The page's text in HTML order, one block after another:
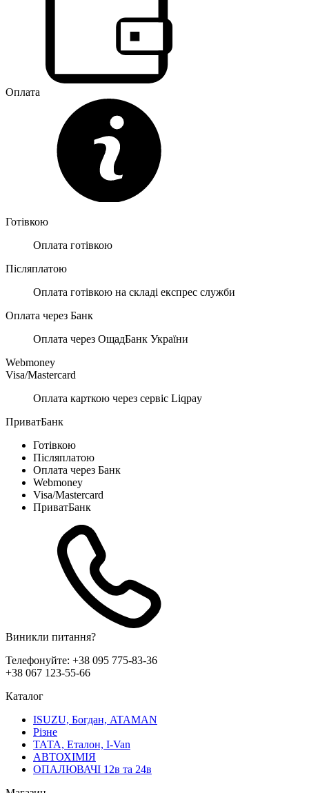
Оплата
Готівкою
Оплата готівкою
Післяплатою
Оплата готівкою на складі експрес служби
Оплата через Банк
Оплата через ОщадБанк України
Webmoney
Visa/Mastercard
Оплата карткою через сервіс Liqpay
ПриватБанк
Готівкою
Післяплатою
Оплата через Банк
Webmoney
Visa/Mastercard
ПриватБанк
Виникли питання?
Телефонуйте: +38 095 775-83-36
+38 067 123-55-66
Каталог
ISUZU, Богдан, ATAMAN
Різне
ТАТА, Еталон, I-Van
АВТОХІМІЯ
ОПАЛЮВАЧІ 12в та 24в